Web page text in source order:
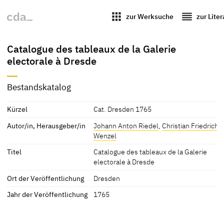
apps zur Werksuche reorder zur
Catalogue des tableaux de la Galerie
electorale à Dresde
Bestandskatalog
Kürzel
Cat. Dresden 1765
Autor/in, Herausgeber/in
Johann Anton Riedel,Christian Friedrich
Wenzel
Titel
Catalogue des tableaux de la Galerie
electorale à Dresde
Ort der Veröffentlichung
Dresden
Jahr der Veröffentlichung
1765